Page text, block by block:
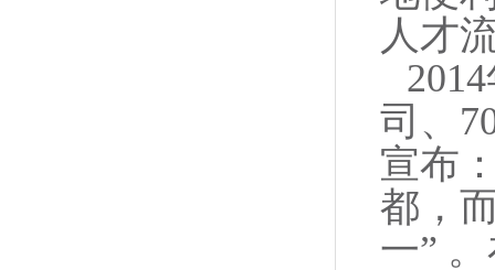
人才
司、
宣布
都，
一”